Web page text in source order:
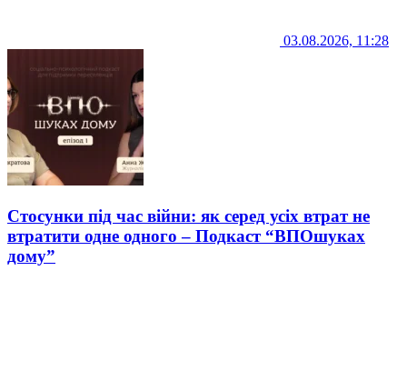
03.08.2026, 11:28
Стосунки під час війни: як серед усіх втрат не
втратити одне одного – Подкаст “ВПОшуках
дому”